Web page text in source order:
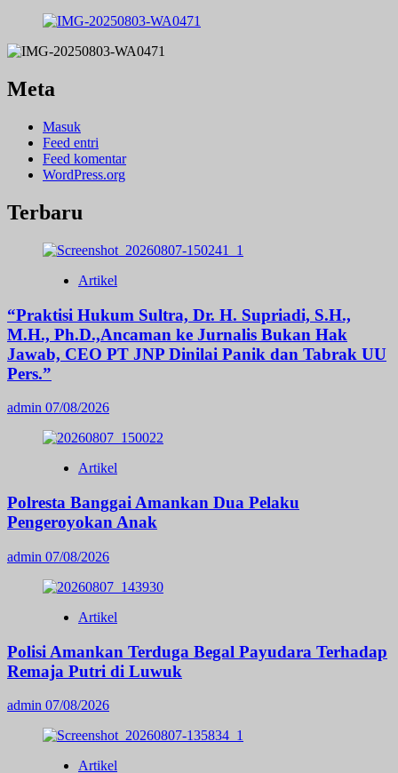
Meta
Masuk
Feed entri
Feed komentar
WordPress.org
Terbaru
Artikel
“Praktisi Hukum Sultra, Dr. H. Supriadi, S.H.,
M.H., Ph.D.,Ancaman ke Jurnalis Bukan Hak
Jawab, CEO PT JNP Dinilai Panik dan Tabrak UU
Pers.”
admin 07/08/2026
Artikel
Polresta Banggai Amankan Dua Pelaku
Pengeroyokan Anak
admin 07/08/2026
Artikel
Polisi Amankan Terduga Begal Payudara Terhadap
Remaja Putri di Luwuk
admin 07/08/2026
Artikel